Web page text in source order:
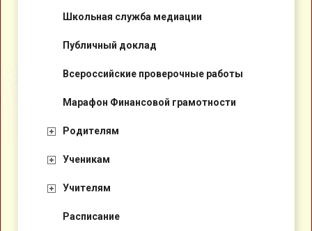
Школьная служба медиации
Публичный доклад
Всероссийские проверочные работы
Марафон Финансовой грамотности
Родителям
Ученикам
Учителям
Расписание